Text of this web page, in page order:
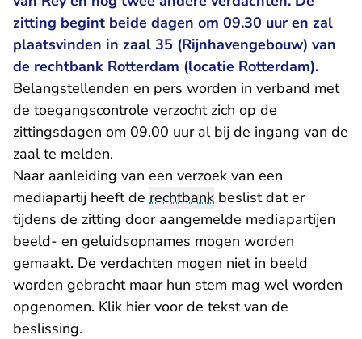
zitting begint beide dagen om 09.30 uur en zal
plaatsvinden in zaal 35 (Rijnhavengebouw) van
de rechtbank Rotterdam (locatie Rotterdam).
Belangstellenden en pers worden in verband met
de toegangscontrole verzocht zich op de
zittingsdagen om 09.00 uur al bij de ingang van de
zaal te melden.
Naar aanleiding van een verzoek van een
mediapartij heeft de rechtbank beslist dat er
tijdens de zitting door aangemelde mediapartijen
beeld- en geluidsopnames mogen worden
gemaakt. De verdachten mogen niet in beeld
worden gebracht maar hun stem mag wel worden
opgenomen. Klik hier voor de tekst van de
beslissing.